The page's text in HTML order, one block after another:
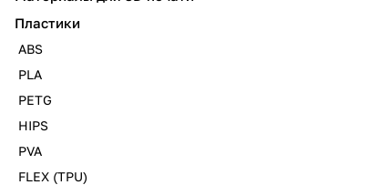
Пластики
ABS
PLA
PETG
HIPS
PVA
FLEX (TPU)